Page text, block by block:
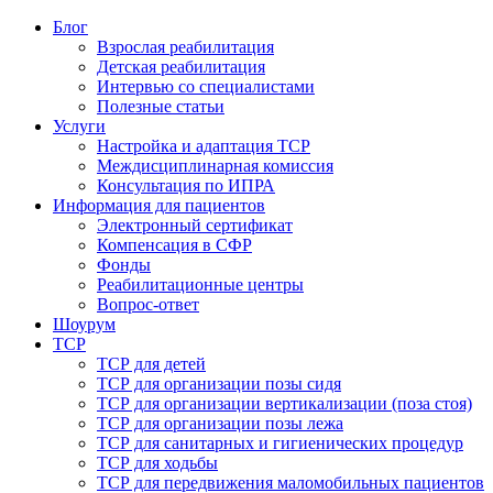
Блог
Взрослая реабилитация
Детская реабилитация
Интервью со специалистами
Полезные статьи
Услуги
Настройка и адаптация ТСР
Междисциплинарная комиссия
Консультация по ИПРА
Информация для пациентов
Электронный сертификат
Компенсация в СФР
Фонды
Реабилитационные центры
Вопрос-ответ
Шоурум
ТСР
ТСР для детей
ТСР для организации позы сидя
ТСР для организации вертикализации (поза стоя)
ТСР для организации позы лежа
ТСР для санитарных и гигиенических процедур
ТСР для ходьбы
ТСР для передвижения маломобильных пациентов